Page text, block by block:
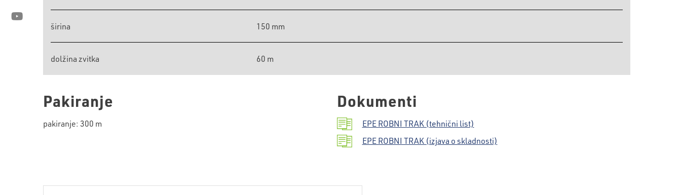
širina 150 mm
dolžina zvitka 60 m
Pakiranje
pakiranje: 300 m
Dokumenti
EPE ROBNI TRAK (tehnični list)
EPE ROBNI TRAK (izjava o skladnosti)